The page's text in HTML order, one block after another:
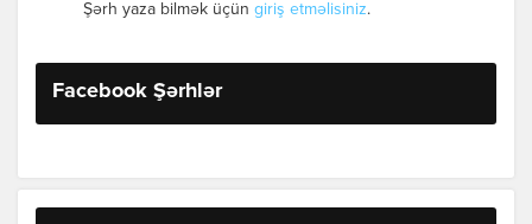
Şərh yaza bilmək üçün giriş etməlisiniz.
Facebook Şərhlər